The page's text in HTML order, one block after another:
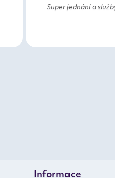
Super jednání a
Informace